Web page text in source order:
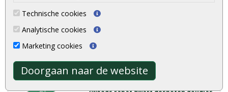
Technische cookies
Analytische cookies
Marketing cookies
Doorgaan naar de website
€ 17,95
Lengtes (cm): 300 400 500